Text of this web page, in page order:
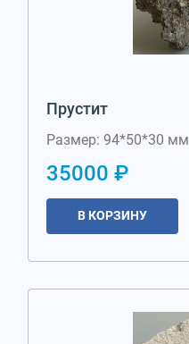
Прустит
Размер: 94*50*30 мм
35000 ₽
В КОРЗИНУ